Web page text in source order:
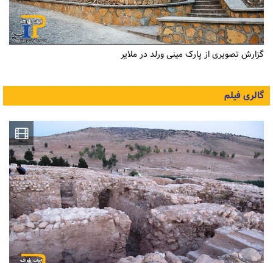
گزارش تصویری از پارک مینی ورلد در ملایر
گالری فیلم